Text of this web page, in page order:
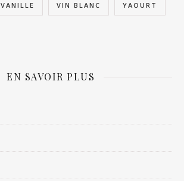
VANILLE VIN BLANC YAOURT
EN SAVOIR PLUS